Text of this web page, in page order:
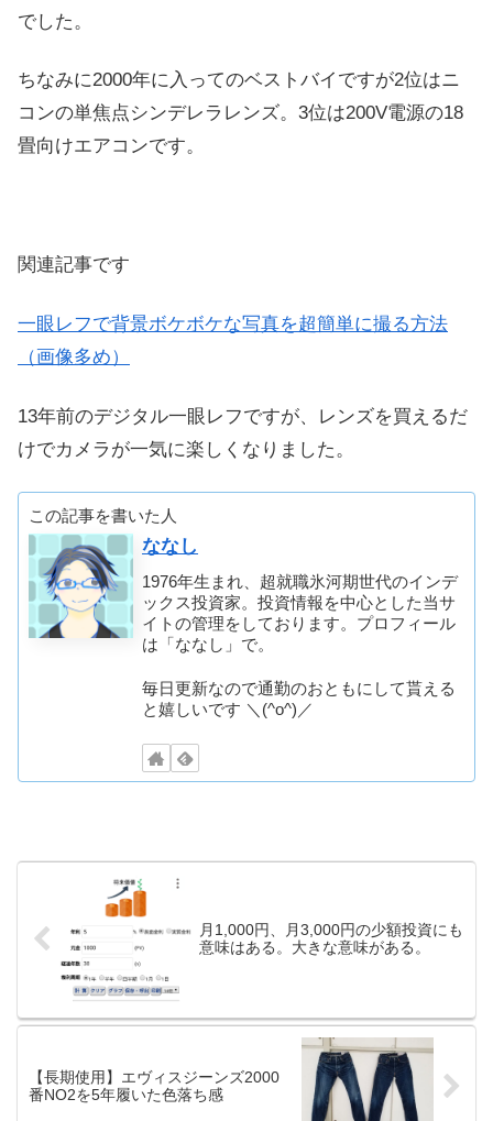
でした。
ちなみに2000年に入ってのベストバイですが2位はニ
コンの単焦点シンデレラレンズ。3位は200V電源の18
畳向けエアコンです。
関連記事です
一眼レフで背景ボケボケな写真を超簡単に撮る方法
（画像多め）
13年前のデジタル一眼レフですが、レンズを買えるだ
けでカメラが一気に楽しくなりました。
この記事を書いた人
ななし
1976年生まれ、超就職氷河期世代のインデ
ックス投資家。投資情報を中心とした当サ
イトの管理をしております。プロフィール
は「ななし」で。
毎日更新なので通勤のおともにして貰える
と嬉しいです ＼(^o^)／
月1,000円、月3,000円の少額投資にも
意味はある。大きな意味がある。
【長期使用】エヴィスジーンズ2000
番NO2を5年履いた色落ち感